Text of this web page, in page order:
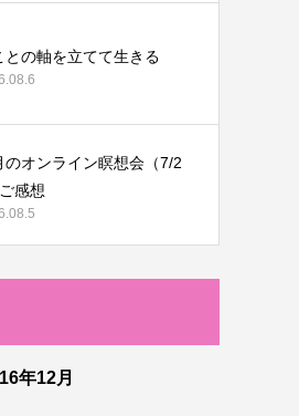
との軸を立てて生きる
のオンライン瞑想会（7/2
感想
年12月